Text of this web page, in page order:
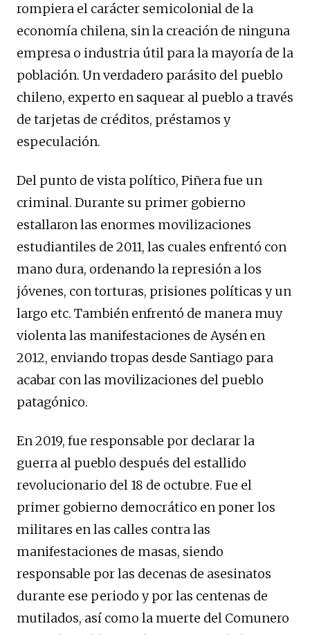
rompiera el carácter semicolonial de la
economía chilena, sin la creación de ninguna
empresa o industria útil para la mayoría de la
población. Un verdadero parásito del pueblo
chileno, experto en saquear al pueblo a través
de tarjetas de créditos, préstamos y
especulación.
Del punto de vista político, Piñera fue un
criminal. Durante su primer gobierno
estallaron las enormes movilizaciones
estudiantiles de 2011, las cuales enfrentó con
mano dura, ordenando la represión a los
jóvenes, con torturas, prisiones políticas y un
largo etc. También enfrentó de manera muy
violenta las manifestaciones de Aysén en
2012, enviando tropas desde Santiago para
acabar con las movilizaciones del pueblo
patagónico.
En 2019, fue responsable por declarar la
guerra al pueblo después del estallido
revolucionario del 18 de octubre. Fue el
primer gobierno democrático en poner los
militares en las calles contra las
manifestaciones de masas, siendo
responsable por las decenas de asesinatos
durante ese periodo y por las centenas de
mutilados, así como la muerte del Comunero